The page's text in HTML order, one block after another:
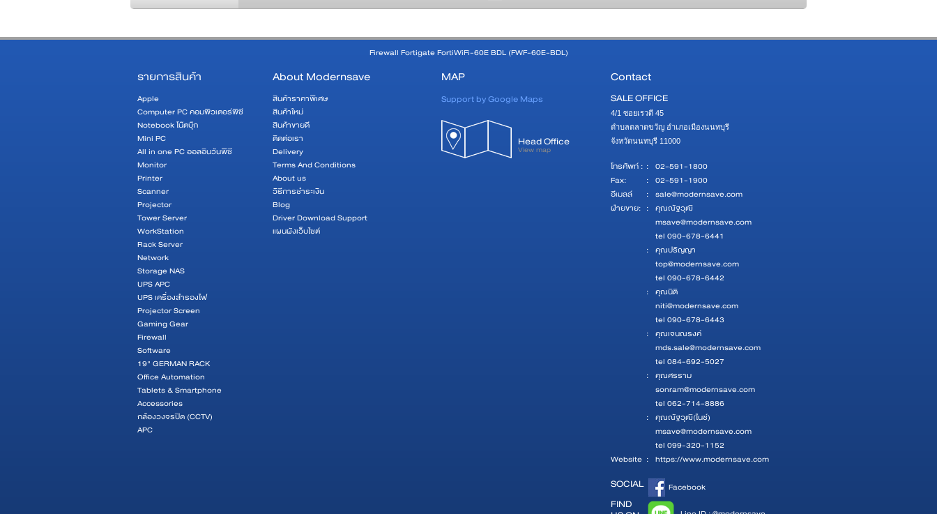
Firewall Fortigate FortiWiFi-60E BDL (FWF-60E-BDL)
รายการสินค้า
Apple
Computer PC คอมพิวเตอร์พีซี
Notebook โน๊ตบุ๊ก
Mini PC
All in one PC ออลอินวันพีซี
Monitor
Printer
Scanner
Projector
Tower Server
WorkStation
Rack Server
Network
Storage NAS
UPS APC
UPS เครื่องสำรองไฟ
Projector Screen
Gaming Gear
Firewall
Software
19" GERMAN RACK
Office Automation
Tablets & Smartphone
Accessories
กล้องวงจรปิด (CCTV)
APC
About Modernsave
สินค้าราคาพิเศษ
สินค้าใหม่
สินค้าขายดี
ติดต่อเรา
Delivery
Terms And Conditions
About us
วิธีการชำระเงิน
Blog
Driver Download Support
แผนผังเว็บไซต์
MAP
Support by Google Maps
Head Office
View map
Contact
SALE OFFICE
4/1 ซอยเรวดี 45
ตำบลตลาดขวัญ อำเภอเมืองนนทบุรี
จังหวัดนนทบุรี 11000
โทรศัพท์ : : 02-591-1800
Fax:
: 02-591-1900
อีเมลล์
: sale@modernsave.com
ฝ่ายขาย: : คุณณัฐวุฒิ
msave@modernsave.com
tel 090-678-6441
: คุณปริญญา
top@modernsave.com
tel 090-678-6442
: คุณนิติ
niti@modernsave.com
tel 090-678-6443
: คุณเจนณรงค์
mds.sale@modernsave.com
tel 084-692-5027
: คุณศรราม
sonram@modernsave.com
tel 062-714-8886
: คุณณัฐวุฒิ(ไนซ์)
msave@modernsave.com
tel 099-320-1152
Website : https://www.modernsave.com
SOCIAL
FIND
Facebook